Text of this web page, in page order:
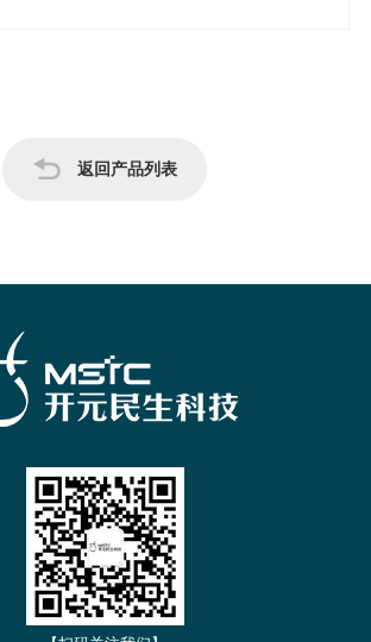
返回产品列表